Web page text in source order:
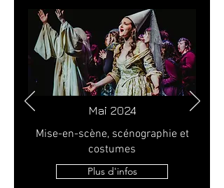
Mai 2024
Mise-en-scène, scénographie et
costumes
Plus d'infos